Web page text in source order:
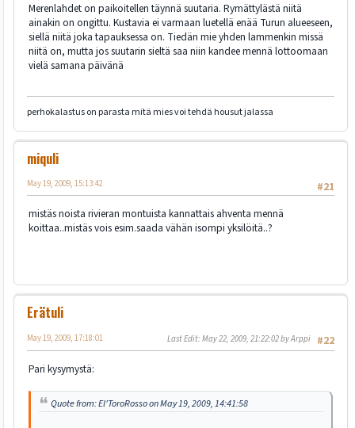
Merenlahdet on paikoitellen täynnä suutaria. Rymättylästä niitä
ainakin on ongittu. Kustavia ei varmaan luetellä enää Turun alueeseen,
siellä niitä joka tapauksessa on. Tiedän mie yhden lammenkin missä
niitä on, mutta jos suutarin sieltä saa niin kandee mennä lottoomaan
vielä samana päivänä
perhokalastus on parasta mitä mies voi tehdä housut jalassa
miquli
#21
May 19, 2009, 15:13:42
mistäs noista rivieran montuista kannattais ahventa mennä
koittaa..mistäs vois esim.saada vähän isompi yksilöitä..?
Erätuli
#22
May 19, 2009, 17:18:01 Last Edit: May 22, 2009, 21:22:02 by Arppi
Pari kysymystä:
Quote from: El'ToroRosso on May 19, 2009, 14:41:58